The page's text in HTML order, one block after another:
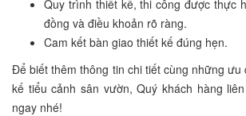
Quy trình thiết kế, thi công được thực
đồng và điều khoản rõ ràng.
Cam kết bàn giao thiết kế đúng hẹn.
Để biết thêm thông tin chi tiết cùng những ưu
kế tiểu cảnh sân vườn, Quý khách hàng
ngay nhé!